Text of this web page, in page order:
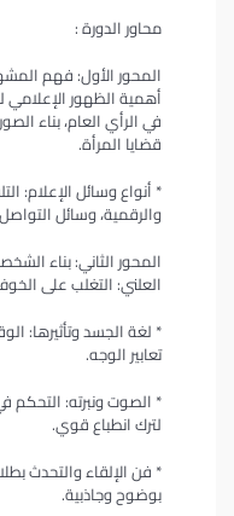
محاور الدورة :
المحور الأول: فهم
أهمية الظهور الإعلامي
في الرأي العام، بناء
قضايا المرأة.
* أنواع وسائل الإعلام:
والرقمية، وسائل
المحور الثاني: بناء
العلني: التغلب على
* لغة الجسد وتأثيرها:
تعابير الوجه.
* الصوت ونبرته:
لترك انطباع قوي.
* فن الإلقاء والتحدث
بوضوح وجاذبية.